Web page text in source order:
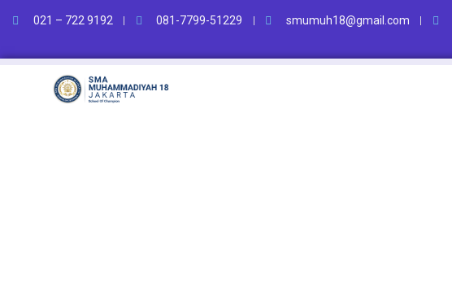
021 – 722 9192 081-7799-51229 smumuh18@gmail.com